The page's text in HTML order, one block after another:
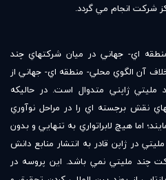
شرکت انجام مي گردد.
اي- جهاني در ميان شرکتهاي چند
آن الگوي محلي- منطقه اي- جهاني از
مليتي ژاپني متدوال است. در حاليکه
نقش برجسته اي را در مراحل نوآوري
اما هيچ لابراتواري به تنهايي و بدون
در ژاپن قادر به انتشار منابع دانش
چند مليتي نمي باشد. اين پروسه در